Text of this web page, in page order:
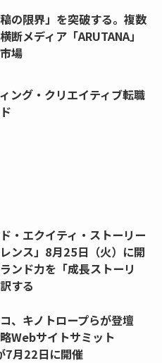
稿の限界」を突破する。複数
断メディア「ARUTANA」
場
ング・クリエイティブ転職
ド・エクイティ・ストーリー
ンス」8月25日（火）に開
ンド力を「成長ストーリ
する
、キノトロープらが登壇
略Webサイトサミット
7月22日に開催